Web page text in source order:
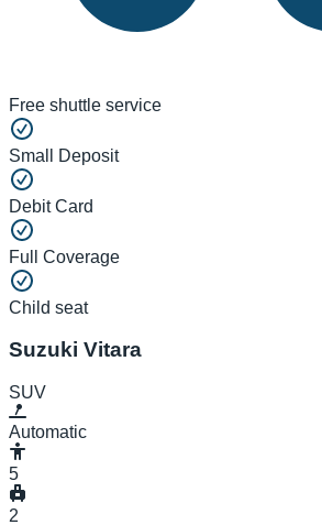
Free shuttle service
Small Deposit
Debit Card
Full Coverage
Child seat
Suzuki Vitara
SUV
Automatic
5
2